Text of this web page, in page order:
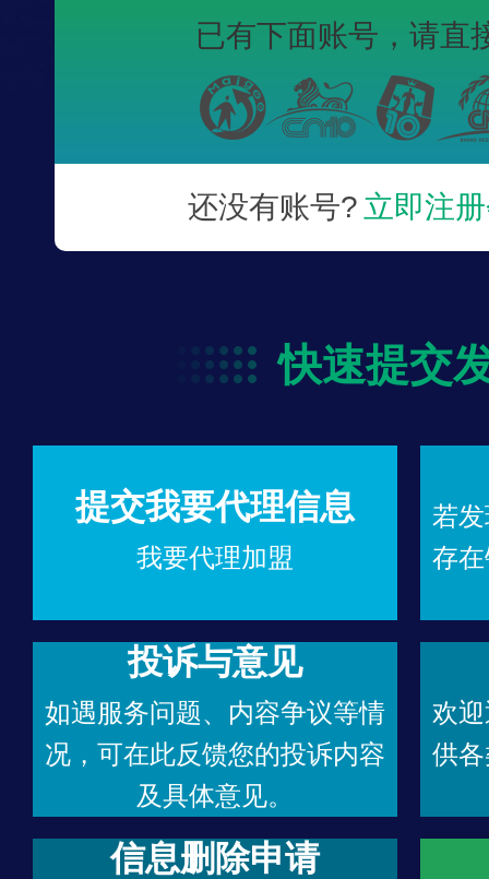
已有下面账号， 请直
还没有账号? 立即注
快速提交
提交我要代理信息
我要代理加盟
若
存
投诉与意见
如遇服务问题、内容争议等情
况，可在此反馈您的投诉内容
及具体意见。
欢
供
信息删除申请